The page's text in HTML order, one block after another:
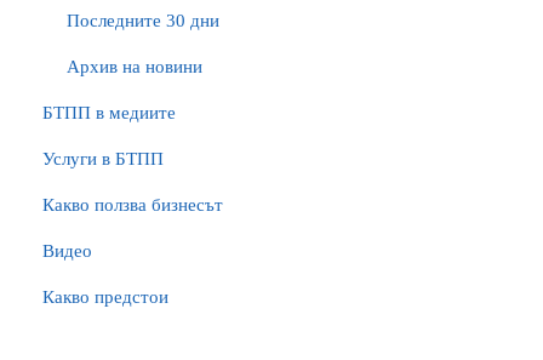
Последните 30 дни
Архив на новини
БTПП в медиите
Услуги в БТПП
Какво ползва бизнесът
Видео
Какво предстои